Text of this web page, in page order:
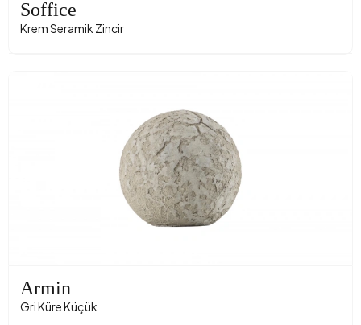
Soffice
Krem Seramik Zincir
Armin
Gri Küre Küçük